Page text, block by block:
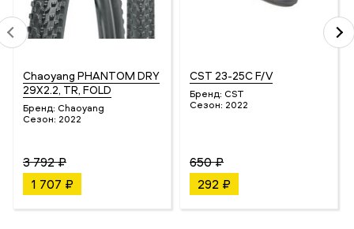
Chaoyang PHANTOM DRY
29Х2.2, TR, FOLD
Бренд: Chaoyang
Сезон: 2022
3 792 ₽
1 707 ₽
CST 23-25C F/V
Бренд: CST
Сезон: 2022
650 ₽
292 ₽